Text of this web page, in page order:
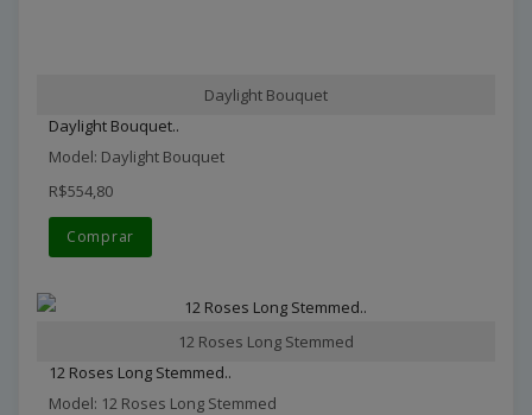
Daylight Bouquet
Daylight Bouquet..
Model: Daylight Bouquet
R$554,80
Comprar
12 Roses Long Stemmed
12 Roses Long Stemmed..
Model: 12 Roses Long Stemmed